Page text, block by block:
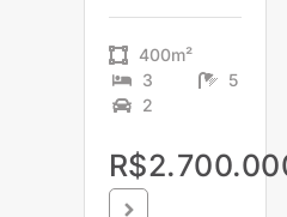
400m²
3
5
2